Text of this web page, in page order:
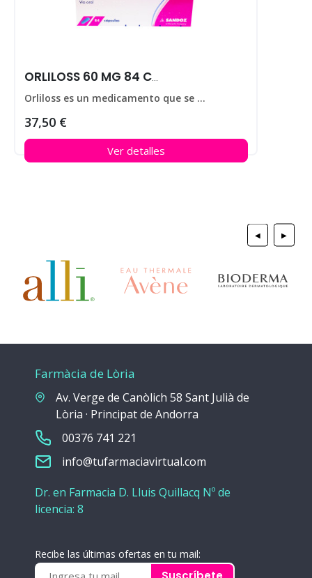
ORLILOSS 60 MG 84 CAPS
Orliloss es un medicamento que se utiliza para ayudar a perder peso en personas que padecen obesidad.
37,50 €
Ver detalles
◀ ▶
Farmàcia de Lòria
Av. Verge de Canòlich 58 Sant Julià de
Lòria · Principat de Andorra
00376 741 221
info@tufarmaciavirtual.com
Dr. en Farmacia D. Lluis Quillacq Nº de
licencia: 8
Recibe las últimas ofertas en tu mail: